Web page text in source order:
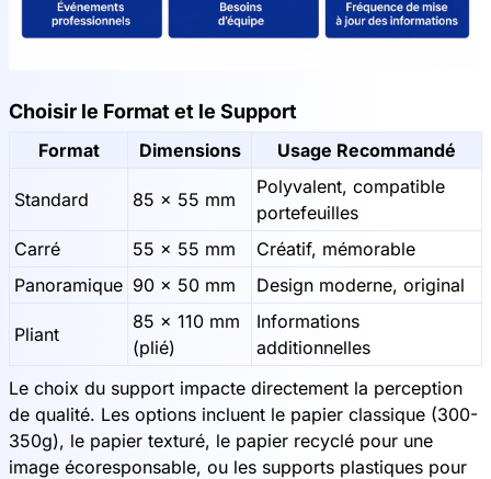
Choisir le Format et le Support
Format Dimensions Usage Recommandé
Standard 85 × 55 mm
Polyvalent, compatible
portefeuilles
Carré
55 × 55 mm
Créatif, mémorable
Panoramique 90 × 50 mm Design moderne, original
Pliant
85 × 110 mm
(plié)
Informations
additionnelles
Le choix du support impacte directement la perception
de qualité. Les options incluent le papier classique (300-
350g), le papier texturé, le papier recyclé pour une
image écoresponsable, ou les supports plastiques pour